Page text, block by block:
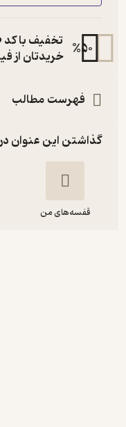
%50
خریدتان از
فهرست مطالب
گذاشتن این عنوان
قفسه‌های من